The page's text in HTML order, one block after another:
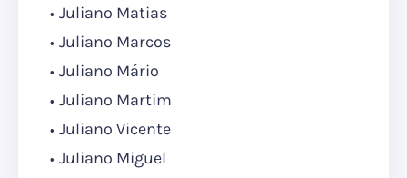
Juliano Matias
Juliano Marcos
Juliano Mário
Juliano Martim
Juliano Vicente
Juliano Miguel